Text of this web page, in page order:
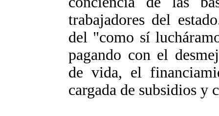
trabajadores del
del "como sí
pagando con el
de vida, el
cargada de subsidios y